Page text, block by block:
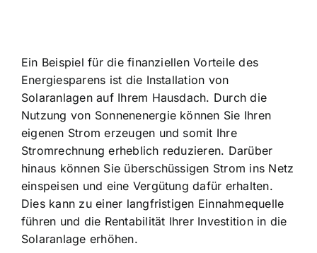
Ein Beispiel für die finanziellen Vorteile des
Energiesparens ist die Installation von
Solaranlagen auf Ihrem Hausdach. Durch die
Nutzung von Sonnenenergie können Sie Ihren
eigenen Strom erzeugen und somit Ihre
Stromrechnung erheblich reduzieren. Darüber
hinaus können Sie überschüssigen Strom ins Netz
einspeisen und eine Vergütung dafür erhalten.
Dies kann zu einer langfristigen Einnahmequelle
führen und die Rentabilität Ihrer Investition in die
Solaranlage erhöhen.